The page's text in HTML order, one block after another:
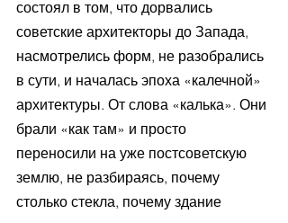
состоял в том, что дорвались
советские архитекторы до Запада,
насмотрелись форм, не разобрались
в сути, и началась эпоха «калечной»
архитектуры. От слова «калька». Они
брали «как там» и просто
переносили на уже постсоветскую
землю, не разбираясь, почему
столько стекла, почему здание